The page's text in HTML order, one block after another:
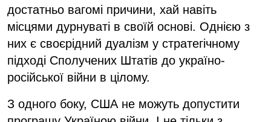
достатньо вагомі причини, хай навіть
місцями дурнуваті в своїй основі. Однією з
них є своєрідний дуалізм у стратегічному
підході Сполучених Штатів до україно-
російської війни в цілому.
З одного боку, США не можуть допустити